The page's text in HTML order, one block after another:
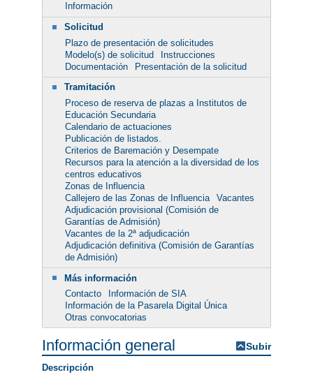
Información
Solicitud
Plazo de presentación de solicitudes
Modelo(s) de solicitud
Instrucciones
Documentación
Presentación de la solicitud
Tramitación
Proceso de reserva de plazas a Institutos de
Educación Secundaria
Calendario de actuaciones
Publicación de listados.
Criterios de Baremación y Desempate
Recursos para la atención a la diversidad de los
centros educativos
Zonas de Influencia
Callejero de las Zonas de Influencia
Vacantes
Adjudicación provisional (Comisión de
Garantías de Admisión)
Vacantes de la 2ª adjudicación
Adjudicación definitiva (Comisión de Garantías
de Admisión)
Más información
Contacto
Información de SIA
Información de la Pasarela Digital Única
Otras convocatorias
Información general Subir
Descripción